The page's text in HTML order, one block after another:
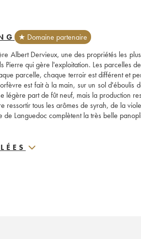
★ Domaine partenaire
Albert Dervieux, une des propriétés les
Pierre qui gère l'exploitation. Les parcelles
parcelle, chaque terroir est différent et
est fait à la main, sur un sol
légère part de fût neuf, mais la production
ressortir tous les arômes de syrah, de la
Languedoc complètent la très belle